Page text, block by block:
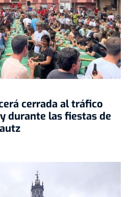
cerrada al tráfico
durante las fiestas de